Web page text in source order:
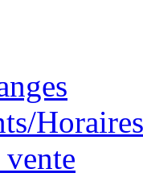
Horaires